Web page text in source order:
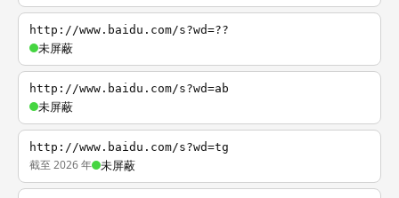
http://www.baidu.com/s?wd=??
未屏蔽
http://www.baidu.com/s?wd=ab
未屏蔽
http://www.baidu.com/s?wd=tg
截至 2026 年 未屏蔽